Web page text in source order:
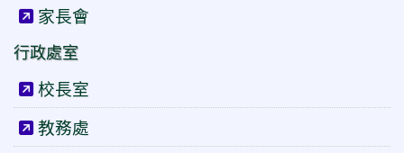
家長會
行政處室
校長室
教務處